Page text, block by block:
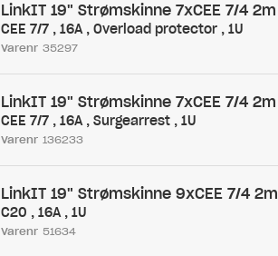
LinkIT 19" Strømskinne 7xCEE 7/4 2m
CEE 7/7 , 16A , Overload protector , 1U
Varenr 35297
LinkIT 19" Strømskinne 7xCEE 7/4 2m
CEE 7/7 , 16A , Surgearrest , 1U
Varenr 136233
LinkIT 19" Strømskinne 9xCEE 7/4 2m
C20 , 16A , 1U
Varenr 51634